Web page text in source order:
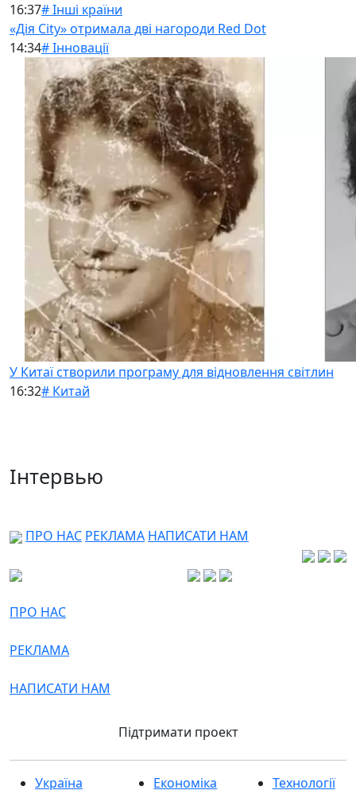
16:37# Інші країни
«Дія City» отримала дві нагороди Red Dot
14:34# Інновації
У Китаї створили програму для відновлення світлин
16:32# Китай
Інтервью
ПРО НАС РЕКЛАМА НАПИСАТИ НАМ
ПРО НАС
РЕКЛАМА
НАПИСАТИ НАМ
Підтримати проект
Україна
Економіка
Технології